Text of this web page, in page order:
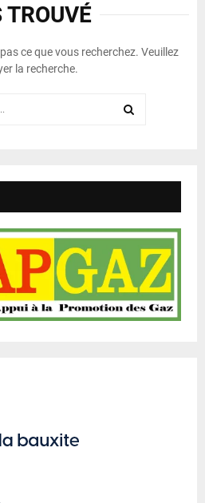
TROUVÉ
ce que vous recherchez. Veuillez
la recherche.